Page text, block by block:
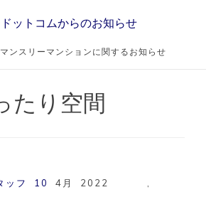
ットコムからのお知らせ
ンスリーマンションに関するお知らせ
たり空間
ッフ 10 4月 ,
2022